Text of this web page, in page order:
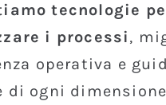
tecnologie
i processi,
operativa e
di ogni